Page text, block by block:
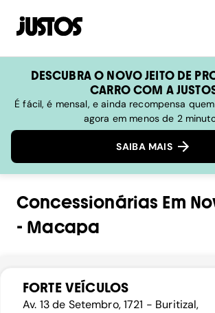
DESCUBRA O NOVO JEITO DE
CARRO COM A
É fácil, é mensal, e ainda recompensa
agora em menos de 2
SAIBA MAIS
Concessionárias Em
- Macapa
FORTE VEÍCULOS
Av. 13 de Setembro, 1721 - Buritizal,